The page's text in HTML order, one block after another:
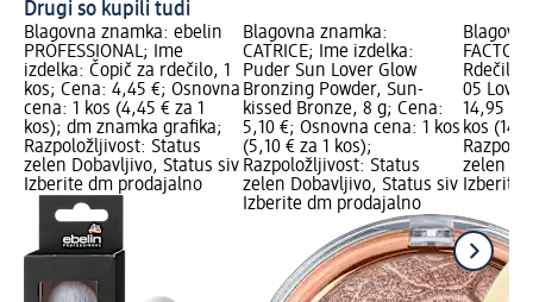
Drugi so kupili tudi
Blagovna znamka: ebelin
PROFESSIONAL; Ime
izdelka: Čopič za rdečilo, 1
kos; Cena: 4,45 €; Osnovna
cena: 1 kos (4,45 € za 1
kos); dm znamka grafika;
Razpoložljivost: Status
zelen Dobavljivo, Status siv
Izberite dm prodajalno
Blagovna znamka:
CATRICE; Ime izdelka:
Puder Sun Lover Glow
Bronzing Powder, Sun-
kissed Bronze, 8 g; Cena:
5,10 €; Osnovna cena: 1 kos
(5,10 € za 1 kos);
Razpoložljivost: Status
zelen Dobavljivo, Status siv
Izberite dm prodajalno
Rdečilo
05
14,95 €;
kos
zelen
Izberite